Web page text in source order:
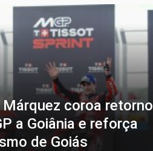
coroa retorno
a Goiânia e reforça
de Goiás